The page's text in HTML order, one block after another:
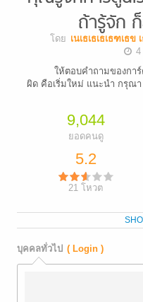
ถ้ารู้จัก
โดย เนเธเธเธเธฑเธข
4
ให้ตอบคำถามของกา
ผิด คือเริ่มใหม่ แนะนำ กรุณ
9,044
ยอดคนดู
5.2
21 โหวต
บุคคลทั่วไป ( Login )